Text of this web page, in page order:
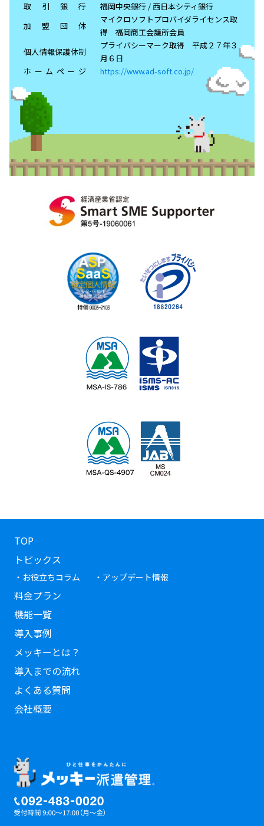
取引銀行
福岡中央銀行 / 西日本シティ銀行
加盟団体
マイクロソフトプロバイダライセンス取
得 福岡商工会議所会員
個人情報保護体制
プライバシーマーク取得 平成２７年３
月６日
ホームページ
https://www.ad-soft.co.jp/
TOP
トピックス
・お役立ちコラム ・アップデート情報
料金プラン
機能一覧
導入事例
メッキーとは？
導入までの流れ
よくある質問
会社概要